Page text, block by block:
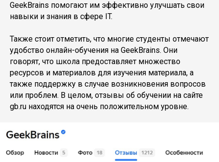
GeekBrains помогают им эффективно улучшать свои
навыки и знания в сфере IT.
Также стоит отметить, что многие студенты отмечают
удобство онлайн-обучения на GeekBrains. Они
говорят, что школа предоставляет множество
ресурсов и материалов для изучения материала, а
также поддержку в случае возникновения вопросов
или проблем. В целом, отзывы об обучении на сайте
gb.ru находятся на очень положительном уровне.